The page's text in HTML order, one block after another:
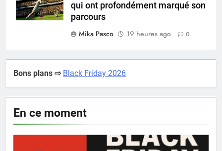
qui ont profondément marqué son
parcours
Mika Pasco
19 heures ago 0
Bons plans ⇨ Black Friday 2026
En ce moment